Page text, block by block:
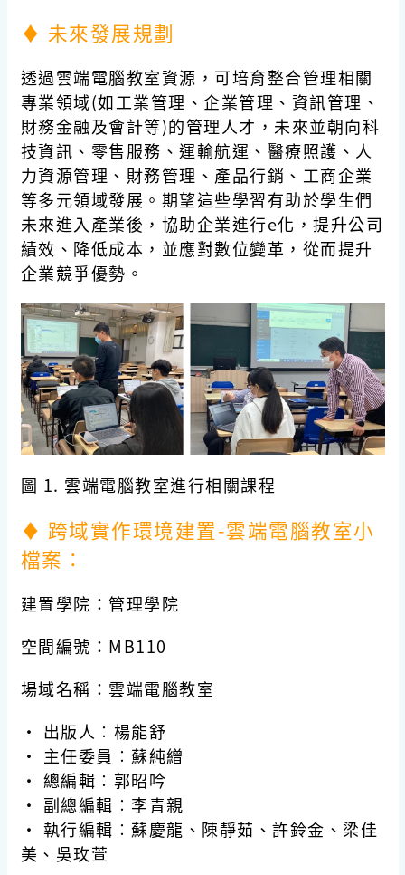
♦ 未來發展規劃
透過雲端電腦教室資源，可培育整合管理相關
專業領域(如工業管理、企業管理、資訊管理、
財務金融及會計等)的管理人才，未來並朝向科
技資訊、零售服務、運輸航運、醫療照護、人
力資源管理、財務管理、產品行銷、工商企業
等多元領域發展。期望這些學習有助於學生們
未來進入產業後，協助企業進行e化，提升公司
績效、降低成本，並應對數位變革，從而提升
企業競爭優勢。
圖 1. 雲端電腦教室進行相關課程
♦ 跨域實作環境建置-雲端電腦教室小
檔案：
建置學院 ：管理學院
空間編號 ：MB110
場域名稱 ：雲端電腦教室
· 出版人︰楊能舒
· 主任委員 ︰ 蘇純繒
· 總編輯 ︰ 郭昭吟
· 副總編輯 ︰ 李青親
· 執行編輯 ︰蘇慶龍 、陳靜茹、許鈴金、梁佳
美、吳玫萱